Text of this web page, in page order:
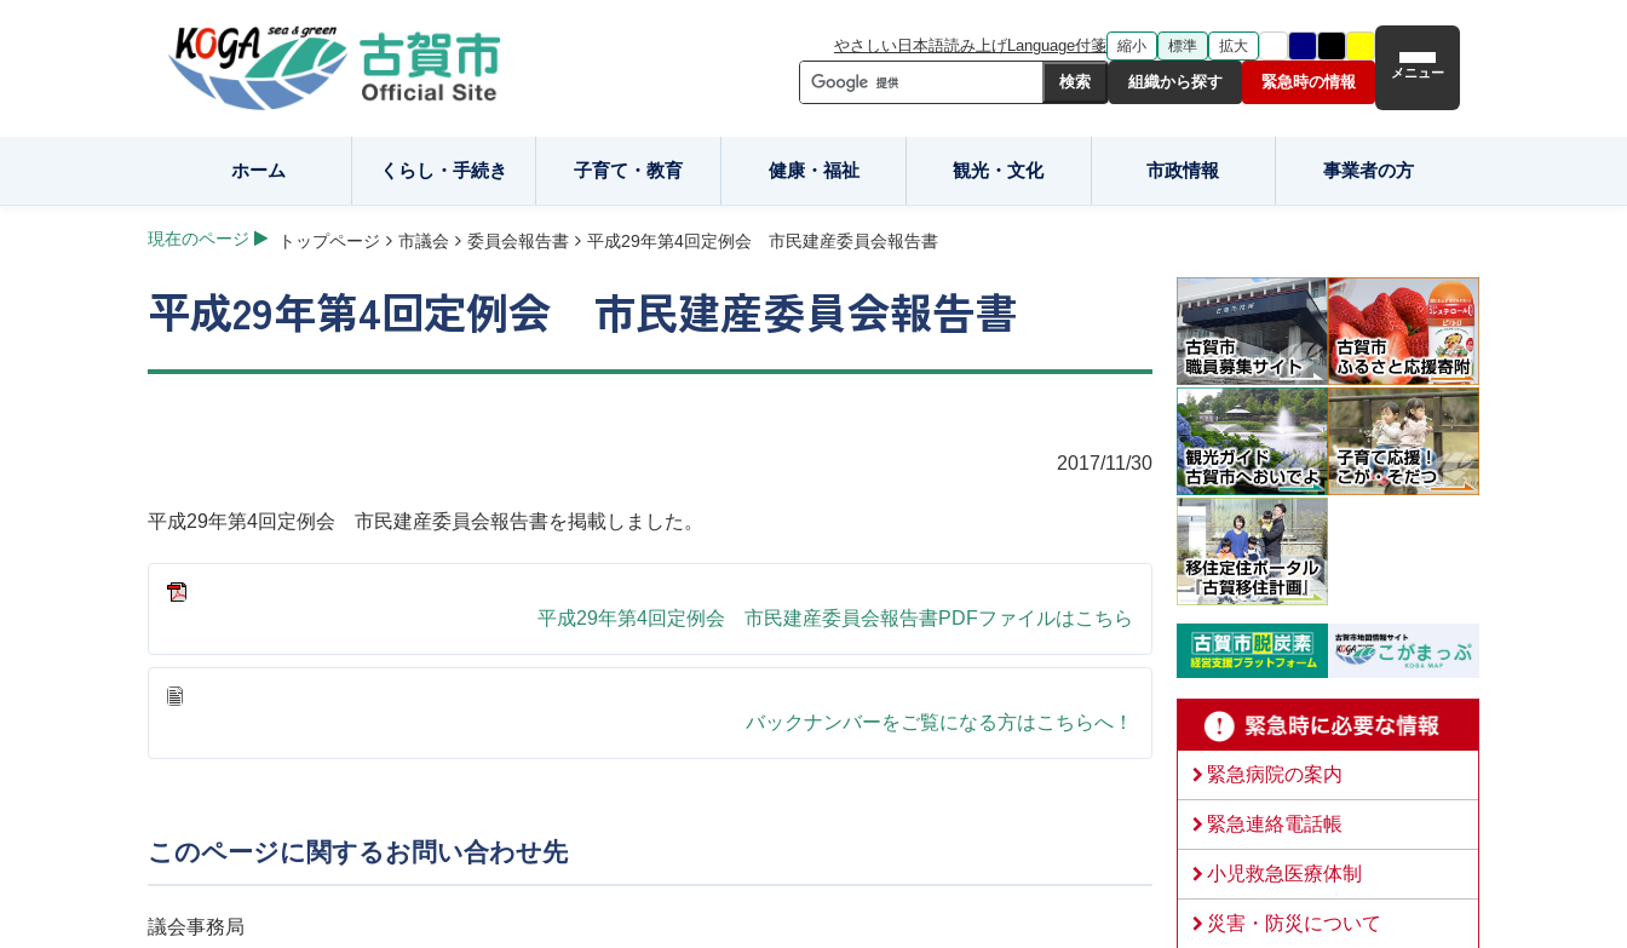
やさしい日本語読み上げLanguage付箋 縮小 標準 拡大
組織から探す 緊急時の情報 メニュー
ホーム くらし・手続き 子育て・教育 健康・福祉 観光・文化 市政情報 事業者の方
現在のページ トップページ 市議会 委員会報告書 平成29年第4回定例会 市民建産委員会報告書
平成29年第4回定例会 市民建産委員会報告書
2017/11/30
平成29年第4回定例会 市民建産委員会報告書を掲載しました。
平成29年第4回定例会 市民建産委員会報告書PDFファイルはこちら
バックナンバーをご覧になる方はこちらへ！
このページに関するお問い合わせ先
議会事務局
緊急病院の案内
緊急連絡電話帳
小児救急医療体制
災害・防災について